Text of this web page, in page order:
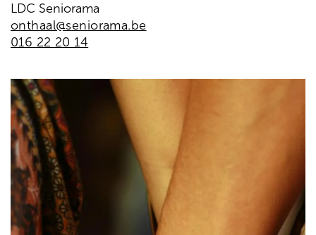
LDC Seniorama
onthaal@seniorama.be
016 22 20 14